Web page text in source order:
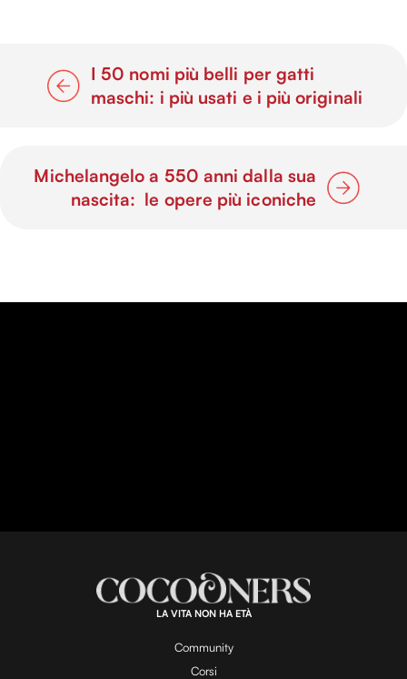
I 50 nomi più belli per gatti
maschi: i più usati e i più originali
Michelangelo a 550 anni dalla sua
nascita: le opere più iconiche
LA VITA NON HA ETÀ
Community
Corsi